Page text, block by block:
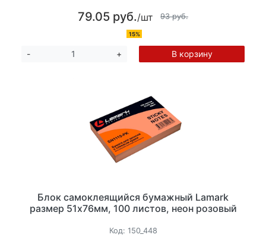
79.05 руб./шт 93 руб.
15%
- + В корзину
Блок самоклеящийся бумажный Lamark
размер 51х76мм, 100 листов, неон розовый
Код: 150_448